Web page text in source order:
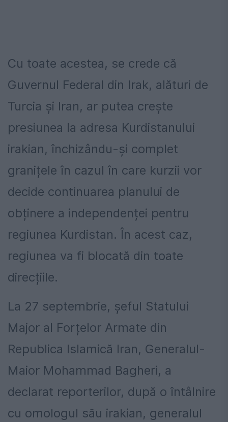
Cu toate acestea, se crede că
Guvernul Federal din Irak, alături de
Turcia și Iran, ar putea crește
presiunea la adresa Kurdistanului
irakian, închizându-și complet
granițele în cazul în care kurzii vor
decide continuarea planului de
obținere a independenței pentru
regiunea Kurdistan. În acest caz,
regiunea va fi blocată din toate
direcțiile.
La 27 septembrie, șeful Statului
Major al Forțelor Armate din
Republica Islamică Iran, Generalul-
Maior Mohammad Bagheri, a
declarat reporterilor, după o întâlnire
cu omologul său irakian, generalul